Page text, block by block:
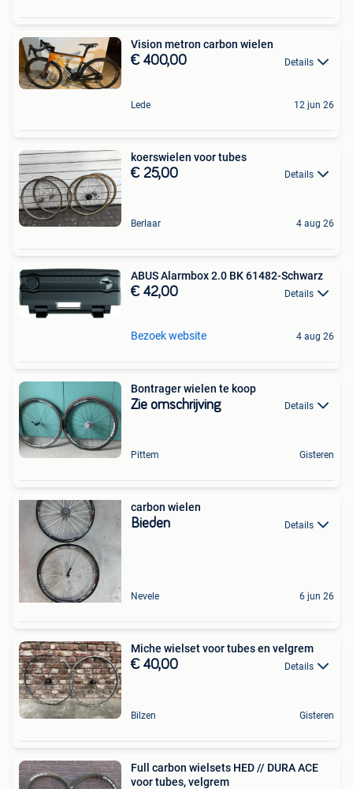
Vision metron carbon wielen
€ 400,00 Details
Lede 12 jun 26
koerswielen voor tubes
€ 25,00 Details
Berlaar 4 aug 26
ABUS Alarmbox 2.0 BK 61482-Schwarz
€ 42,00 Details
Bezoek website 4 aug 26
Bontrager wielen te koop
Zie omschrijving Details
Pittem Gisteren
carbon wielen
Bieden Details
Nevele 6 jun 26
Miche wielset voor tubes en velgrem
€ 40,00 Details
Bilzen Gisteren
Full carbon wielsets HED // DURA ACE
voor tubes, velgrem